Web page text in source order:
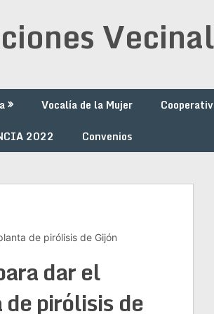
Vocalía de la Mujer
2022 Convenios
de pirólisis de Gijón
dar el
pirólisis de